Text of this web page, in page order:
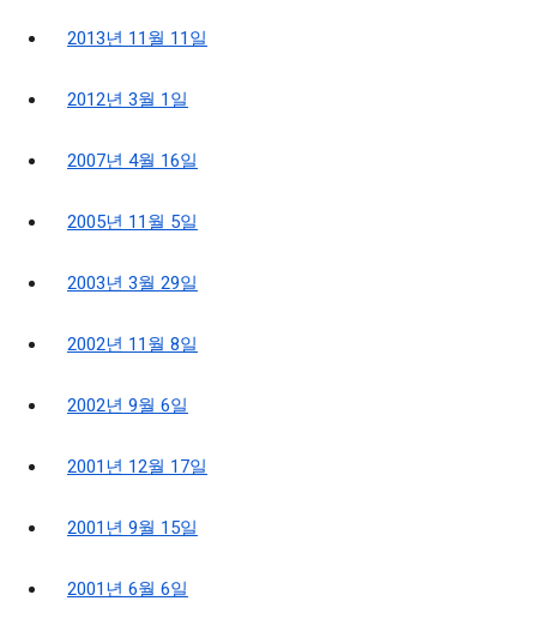
2013년 11월 11일
2012년 3월 1일
2007년 4월 16일
2005년 11월 5일
2003년 3월 29일
2002년 11월 8일
2002년 9월 6일
2001년 12월 17일
2001년 9월 15일
2001년 6월 6일